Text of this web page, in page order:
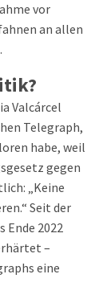
vor
an allen
Valcárcel
Telegraph,
habe, weil
gegen
„Keine
Seit der
Ende 2022
–
eine